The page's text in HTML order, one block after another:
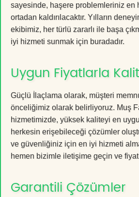
sayesinde, haşere problemleriniz en
ortadan kaldırılacaktır. Yılların
ekibimiz, her türlü zararlı ile başa
iyi hizmeti sunmak için buradadır.
Uygun Fiyatlarla
Güçlü İlaçlama olarak, müşteri
önceliğimiz olarak belirliyoruz. Muş
hizmetimizde, yüksek kaliteyi en
herkesin erişebileceği çözümler
ve güvenliğiniz için en iyi hizmeti
hemen bizimle iletişime geçin ve
Garantili Çözümler